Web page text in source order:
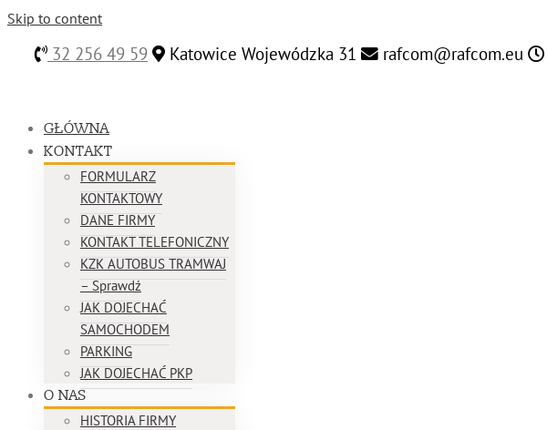
Skip to content
32 256 49 59 Katowice Wojewódzka 31 rafcom@rafcom.eu
GŁÓWNA
KONTAKT
FORMULARZ
KONTAKTOWY
DANE FIRMY
KONTAKT TELEFONICZNY
KZK AUTOBUS TRAMWAJ
– Sprawdź
JAK DOJECHAĆ
SAMOCHODEM
PARKING
JAK DOJECHAĆ PKP
O NAS
HISTORIA FIRMY